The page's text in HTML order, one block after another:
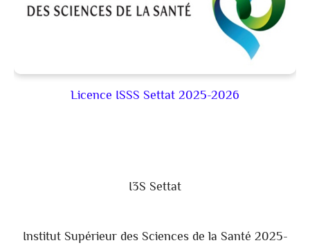
Licence ISSS Settat 2025-2026
I3S Settat
Institut Supérieur des Sciences de la Santé 2025-